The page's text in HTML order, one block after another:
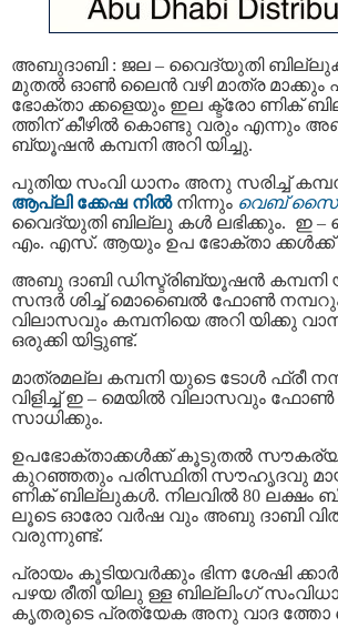
അബുദാബി : ജല – വൈദ്യുതി
മുതൽ ഓൺ ലൈൻ വഴി മാത്ര മാക്കും
ഭോക്താ ക്കളെയും ഇല ക്ട്രോ ണിക്
ത്തിന് കീഴിൽ കൊണ്ടു വരും എന്നും
ബ്യൂഷന്‍ കമ്പനി അറി യിച്ചു.
പുതിയ സംവി ധാനം അനു സരിച്ച്
ആപ്ലി ക്കേഷ നിൽനിന്നും വെബ്
വൈദ്യുതി ബില്ലു കള്‍ ലഭിക്കും. ഇ
എം. എസ്. ആയും ഉപ ഭോക്താ
അബു ദാബി ഡിസ്ട്രിബ്യൂഷന്‍ കമ്പനി
സന്ദര്‍ ശിച്ച് മൊബൈൽ ഫോൺ
വിലാസവും കമ്പനിയെ അറി യിക്കു
ഒരുക്കി യിട്ടുണ്ട്.
മാത്രമല്ല കമ്പനി യുടെ ടോൾ ഫ്രീ
വിളിച്ച് ഇ – മെയിൽ വിലാസവും
സാധിക്കും.
ഉപഭോക്താക്കൾക്ക് കൂടുതൽ
കുറഞ്ഞതും പരിസ്ഥിതി സൗഹൃദവു
ണിക് ബില്ലുകൾ. നിലവിൽ 80 ലക്ഷം
ലൂടെ ഓരോ വർഷ വും അബു ദാബി
വരുന്നുണ്ട്.
പ്രായം കൂടിയവര്‍ക്കും ഭിന്ന ശേഷി
പഴയ രീതി യിലു ള്ള ബില്ലിംഗ്
കൃതരുടെ പ്രത്യേക അനു വാദ ത്തോ